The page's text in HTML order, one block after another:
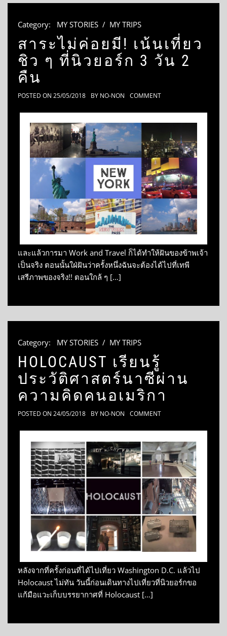
Category: MY STORIES / MY TRIPS
สาระไม่ค่อยมี! เน้นเที่ยว
ชิว ๆ ที่นิวยอร์ก 3 วัน 2
คืน
POSTED ON 25/05/2018 BY NO-NON COMMENT
และแล้วการมา Work and Travel ก็ได้ทำให้ฝันของข้าพเจ้า
เป็นจริง ตอนนั้นใฝ่ฝันว่าครั้งหนึ่งฉันจะต้องได้ไปที่เทพี
เสรีภาพของจริง!! ตอนใกล้ ๆ […]
Category: MY STORIES / MY TRIPS
HOLOCAUST เรียนรู้
ประวัติศาสตร์นาซีผ่าน
ความคิดคนอเมริกา
POSTED ON 24/05/2018 BY NO-NON COMMENT
หลังจากที่ครั้งก่อนที่ได้ไปเที่ยว Washington D.C. แล้วไป
Holocaust ไม่ทัน วันนี้ก่อนเดินทางไปเที่ยวที่นิวยอร์กขอ
แก้มือแวะเก็บบรรยากาศที่ Holocaust […]